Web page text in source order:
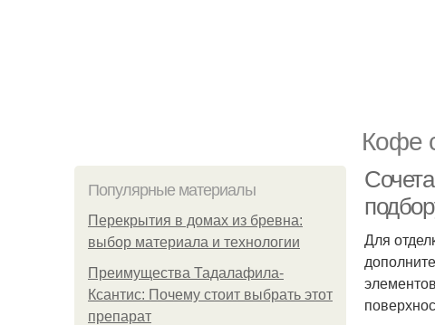
Кофе
Популярные материалы
Перекрытия в домах из бревна:
выбор материала и технологии
Преимущества Тадалафила-
Ксантис: Почему стоит выбрать этот
препарат
Для